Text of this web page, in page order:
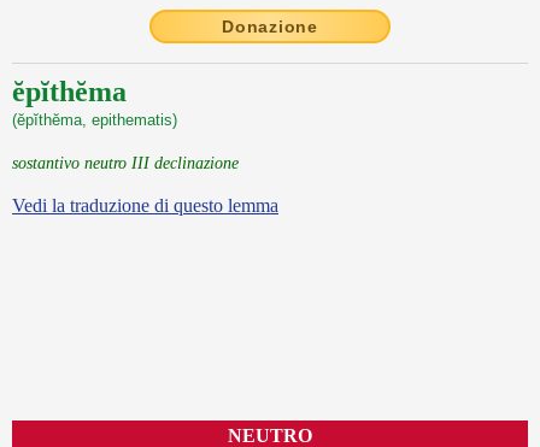
Donazione
ĕpĭthĕma
(ĕpĭthĕma, epithematis)
sostantivo neutro III declinazione
Vedi la traduzione di questo lemma
NEUTRO